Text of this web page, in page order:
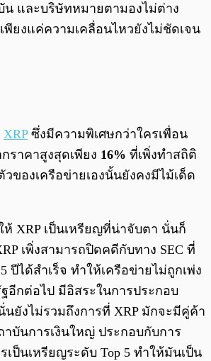
น และบริษัทหมายตามองไม่ต่าง
เพียงแค่ความเคลื่อนไหวยังไม่ชัดเจน
XRPซึ่งมีความพิเศษกว่าใครเพื่อน
ราคาสูงสุดเพียง 16% ที่เพิ่งทำสถิติ
ของเครือข่ายเองนั้นยังคงมีไม้เด็ด
ห้ XRP เป็นเหรียญที่น่าจับตา นั่นก็
เพิ่งสามารถปิดคดีกับทาง SEC ที่
ปีได้สำเร็จ ทำให้เครือข่ายไม่ถูกเพ่ง
อีกต่อไป มีอิสระในการประกอบ
ยังไม่รวมถึงการที่ XRP มักจะมีคู่ค้า
าบันการเงินใหญ่ ประกอบกับการ
เป็นเหรียญระดับ Top 5 ทำให้มันเป็น